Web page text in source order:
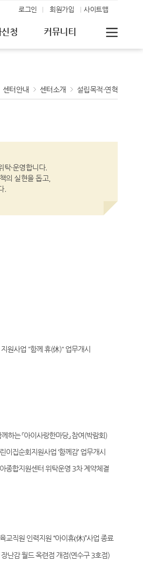
로그인 회원가입 사이트맵
청 커뮤니티
센터안내 센터소개 설립목적·연혁
·운영합니다.
의 실현을 돕고,
.
원사업 "함께 휴(休)" 업무개시
하는 「아이사랑한마당」 참여(박람회)
이집순회지원사업 ‘함께감’ 업무개시
종합지원센터 위탁운영 3차 계약체결
교직원 인력지원 “아이휴(休)”사업 종료
난감 월드 옥련점 개점(연수구 3호점)